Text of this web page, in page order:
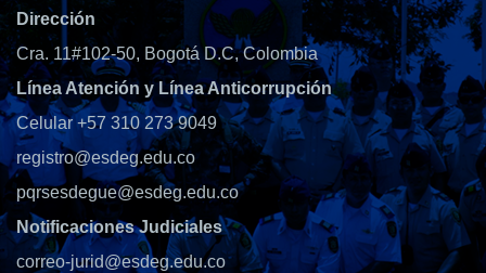
Dirección
Cra. 11#102-50, Bogotá D.C, Colombia
Línea Atención y Línea Anticorrupción
Celular +57 310 273 9049
registro@esdeg.edu.co
pqrsesdegue@esdeg.edu.co
Notificaciones Judiciales
correo-jurid@esdeg.edu.co